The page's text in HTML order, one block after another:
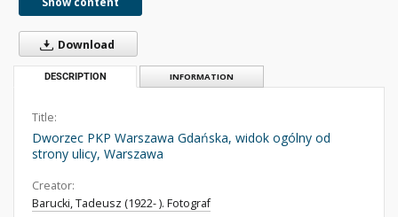
Download
DESCRIPTION INFORMATION
Title:
Dworzec PKP Warszawa Gdańska, widok ogólny od
strony ulicy, Warszawa
Creator:
Barucki, Tadeusz (1922- ). Fotograf